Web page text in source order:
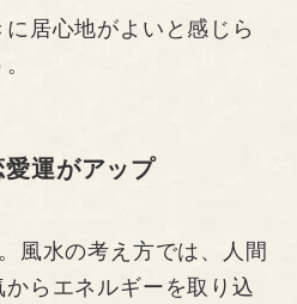
居心地がよいと感じら
運がアップ
風水の考え方では、人間
らエネルギーを取り込